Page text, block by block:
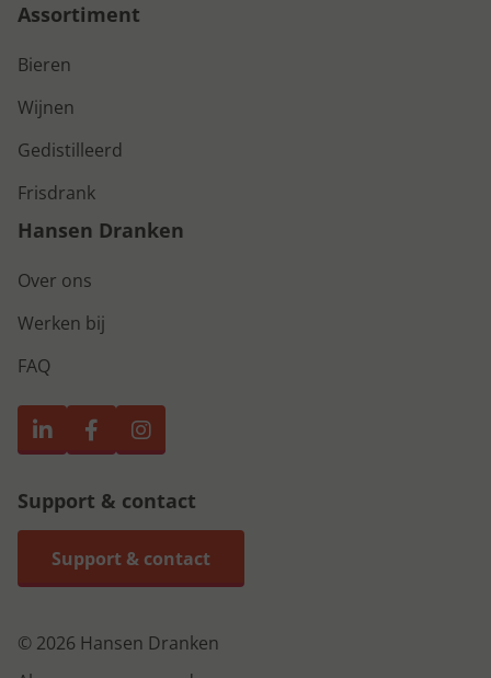
Assortiment
Bieren
Wijnen
Gedistilleerd
Frisdrank
Hansen Dranken
Over ons
Werken bij
FAQ
Support & contact
Support & contact
© 2026 Hansen Dranken